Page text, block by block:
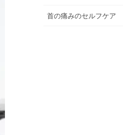
首の痛みのセルフケア